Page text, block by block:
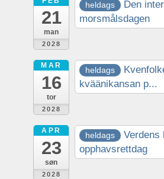
21
man
2028
heldags
Den
morsmålsdagen
MAR
16
tor
2028
heldags
kväänikansan p...
APR
23
søn
2028
heldags
Verdens
opphavsrettdag